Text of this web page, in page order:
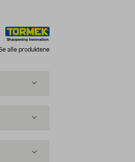
alle produktene